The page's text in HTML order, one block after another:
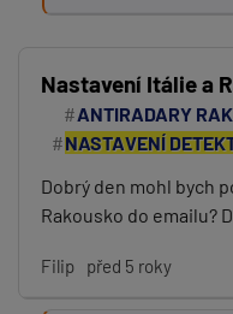
Nastavení Itálie a
ANTIRADARY
NASTAVENÍ
Dobrý den mohl bych
Rakousko do emailu?
Filip před 5 roky